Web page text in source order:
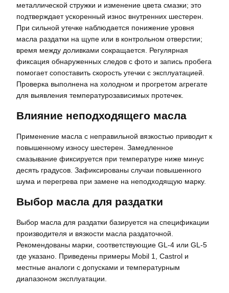
металлической стружки и изменение цвета смазки; это
подтверждает ускоренный износ внутренних шестерен.
При сильной утечке наблюдается понижение уровня
масла раздатки на щупе или в контрольном отверстии;
время между доливками сокращается. Регулярная
фиксация обнаруженных следов с фото и запись пробега
помогает сопоставить скорость утечки с эксплуатацией.
Проверка выполнена на холодном и прогретом агрегате
для выявления температурозависимых протечек.
Влияние неподходящего масла
Применение масла с неправильной вязкостью приводит к
повышенному износу шестерен. Замедленное
смазывание фиксируется при температуре ниже минус
десять градусов. Зафиксированы случаи повышенного
шума и перегрева при замене на неподходящую марку.
Выбор масла для раздатки
Выбор масла для раздатки базируется на спецификации
производителя и вязкости масла раздаточной.
Рекомендованы марки, соответствующие GL‑4 или GL‑5
где указано. Приведены примеры Mobil 1, Castrol и
местные аналоги с допусками и температурным
диапазоном эксплуатации.